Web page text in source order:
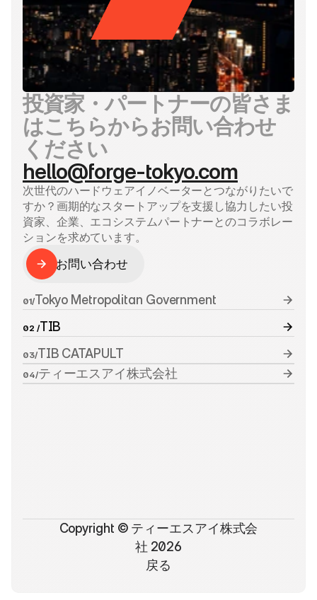
投資家・パートナーの皆さま
はこちらからお問い合わせ
ください
hello@forge-tokyo.com
次世代のハードウェアイノベーターとつながりたいで
すか？画期的なスタートアップを支援し協力したい投
資家、企業、エコシステムパートナーとのコラボレー
ションを求めています。
お問い合わせ
01/Tokyo Metropolitan Government
02 /TIB
03/TIB CATAPULT
04/ティーエスアイ株式会社
Copyright © ティーエスアイ株式会
社 2026
戻る